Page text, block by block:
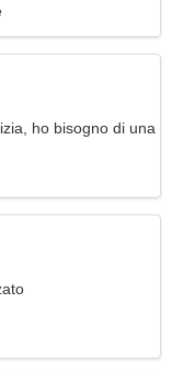
ho bisogno di una